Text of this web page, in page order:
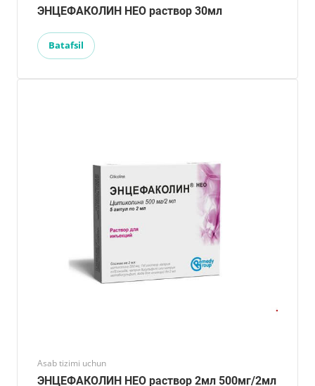
ЭНЦЕФАКОЛИН НЕО раствор 30мл
Batafsil
Asab tizimi uchun
ЭНЦЕФАКОЛИН НЕО раствор 2мл 500мг/2мл